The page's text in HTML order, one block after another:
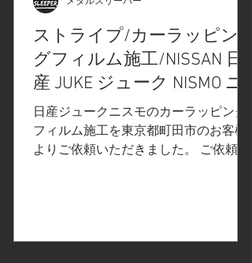
を99%カットすることで内装の痛みも
軽減、加えてPET基材のフィルムには
ない傷を自己修復する機能も備わって
ラスに施工します。 #新製品#プロテク
ションフィルムPP
ストライプ/カーラッピン
グフィルム施工/NISSAN 日
産 JUKE ジューク NISMO ニ
スモ/東京都町田市T様
日産ジュークニスモのカーラッピング
フィルム施工を東京都町田市のお客様
よりご依頼いただきました。 ご依頼内
グフィルムシリーズから、グロスチャ